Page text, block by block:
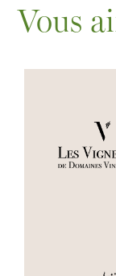
Vous